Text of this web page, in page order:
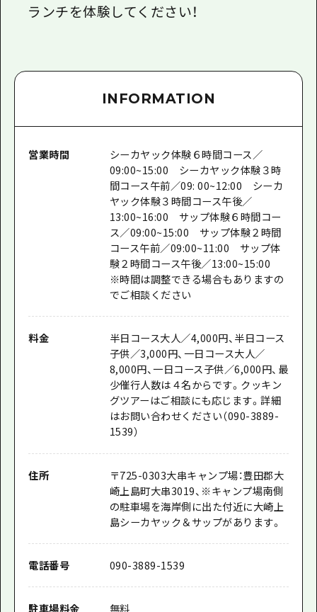
ランチを体験してください！
INFORMATION
営業時間
シーカヤック体験６時間コース／
09:00~15:00 シーカヤック体験３時
間コース午前／09: 00~12:00 シーカ
ヤック体験３時間コース午後／
13:00~16:00 サップ体験６時間コー
ス／09:00~15:00 サップ体験２時間
コース午前／09:00~11:00 サップ体
験２時間コース午後／13:00~15:00
※時間は調整できる場合もありますの
でご相談ください
料金
半日コース大人／4,000円、半日コース
子供／3,000円、一日コース大人／
8,000円、一日コース子供／6,000円、最
少催行人数は４名からです。クッキン
グツアーはご相談にも応じます。詳細
はお問い合わせください（090-3889-
1539）
住所 〒725-0303大串キャンプ場：豊田郡大
崎上島町大串3019、※キャンプ場南側
の駐車場を海岸側に出た付近に大崎上
島シーカヤック＆サップがあります。
電話番号 090-3889-1539
駐車場料金 無料